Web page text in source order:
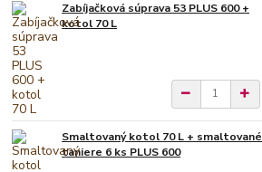
Zabíjačková súprava 53 PLUS 600 +
kotol 70 L
Smaltovaný kotol 70 L + smaltované
taniere 6 ks PLUS 600